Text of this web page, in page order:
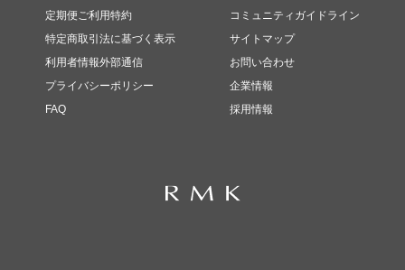
定期便ご利用特約
特定商取引法に基づく表示
利用者情報外部通信
プライバシーポリシー
FAQ
コミュニティガイドライン
サイトマップ
お問い合わせ
企業情報
採用情報